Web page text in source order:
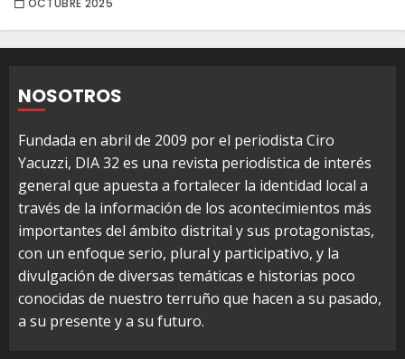
OCTUBRE 2025
NOSOTROS
Fundada en abril de 2009 por el periodista Ciro
Yacuzzi, DIA 32 es una revista periodística de interés
general que apuesta a fortalecer la identidad local a
través de la información de los acontecimientos más
importantes del ámbito distrital y sus protagonistas,
con un enfoque serio, plural y participativo, y la
divulgación de diversas temáticas e historias poco
conocidas de nuestro terruño que hacen a su pasado,
a su presente y a su futuro.